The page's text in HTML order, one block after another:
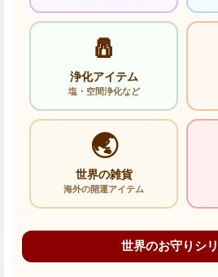
🧂
浄化アイテム
塩・空間浄化など
🌏
世界の雑貨
海外の開運アイテム
世界のお守りシ